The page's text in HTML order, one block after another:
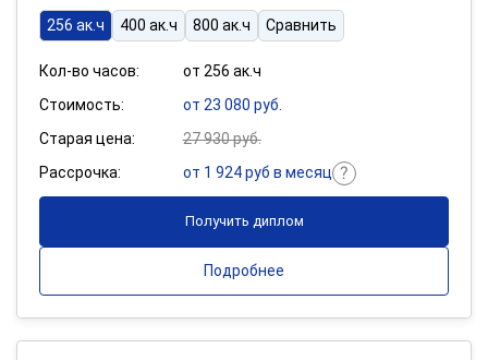
256 ак.ч
400 ак.ч 800 ак.ч Сравнить
Кол-во часов:
от 256 ак.ч
Стоимость:
от 23 080 руб.
Старая цена:
27 930 руб.
Рассрочка:
от 1 924 руб в месяц
Получить диплом
Подробнее